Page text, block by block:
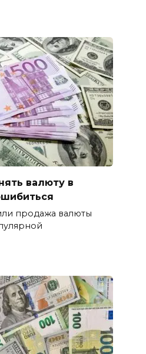
валюту в
продажа валюты